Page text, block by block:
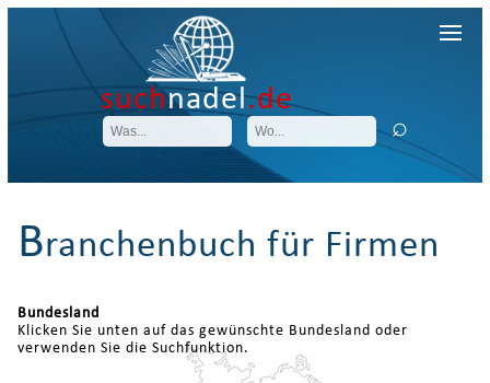
suchnadel.de
Branchenbuch für Firmen
Bundesland
Klicken Sie unten auf das gewünschte Bundesland oder
verwenden Sie die Suchfunktion.